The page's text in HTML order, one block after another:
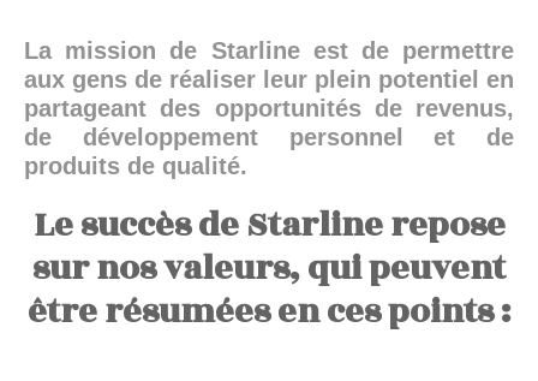
La mission de Starline est de permettre
aux gens de réaliser leur plein potentiel en
partageant des opportunités de revenus,
de développement personnel et de
produits de qualité.
Le succès de Starline repose
sur nos valeurs, qui peuvent
être résumées en ces points :